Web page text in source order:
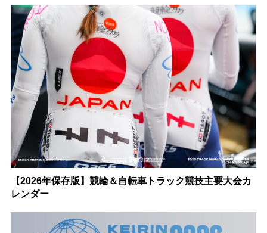
【2026年保存版】競輪＆自転車トラック競技主要大会カ
レンダー